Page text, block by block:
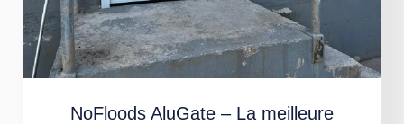
NoFloods AluGate – La meilleure
inondation
pour
porte